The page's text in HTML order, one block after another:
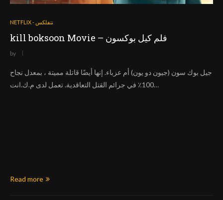
NETFLIX - نتفلكس
kill boksoon Movie – فلم كيل بوكسون
by
جيل بوك سون (جيون دو يون) أم عزباء. إنها أيضًا قاتلة مميتة ، بمعدل نجاح
100٪ في جرائم القتل التعاقدية. تعمل لدى م.ك.انت…
Read more